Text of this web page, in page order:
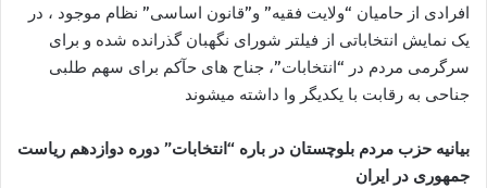
افرادی از حاميان “ولایت فقیه” و”قانون اساسی” نظام موجود ، در
یک نمایش انتخاباتی از فیلتر شورای نگهبان گذرانده شده و برای
سرگرمی مردم در “انتخابات”، جناح های حآکم برای سهم طلبی
جناحی به رقابت با يکديگر وا داشته ميشوند
بيانيه حزب مردم بلوچستان در باره “انتخابات” دوره دوازدهم رياست
جمهوری در ايران